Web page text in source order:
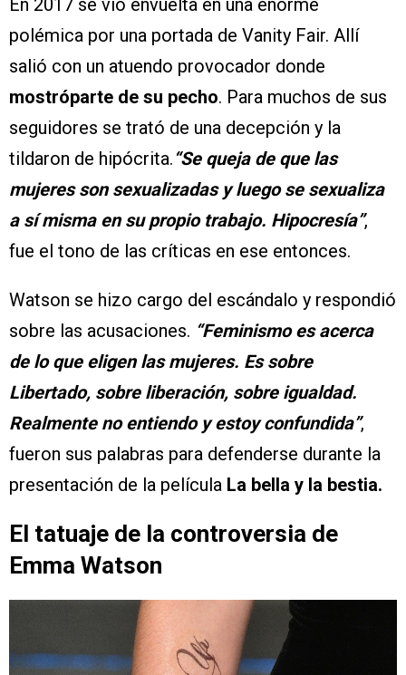
En 2017 se vio envuelta en una enorme
polémica por una portada de Vanity Fair. Allí
salió con un atuendo provocador donde
mostróparte de su pecho. Para muchos de sus
seguidores se trató de una decepción y la
tildaron de hipócrita.“Se queja de que las
mujeres son sexualizadas y luego se sexualiza
a sí misma en su propio trabajo. Hipocresía”,
fue el tono de las críticas en ese entonces.
Watson se hizo cargo del escándalo y respondió
sobre las acusaciones. “Feminismo es acerca
de lo que eligen las mujeres. Es sobre
Libertado, sobre liberación, sobre igualdad.
Realmente no entiendo y estoy confundida”,
fueron sus palabras para defenderse durante la
presentación de la película La bella y la bestia.
El tatuaje de la controversia de
Emma Watson